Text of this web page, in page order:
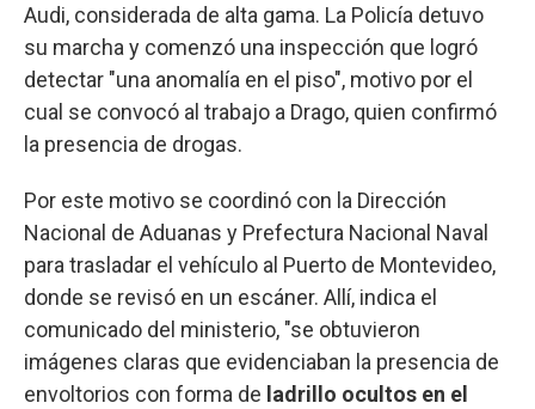
Audi, considerada de alta gama. La Policía detuvo
su marcha y comenzó una inspección que logró
detectar "una anomalía en el piso", motivo por el
cual se convocó al trabajo a Drago, quien confirmó
la presencia de drogas.
Por este motivo se coordinó con la Dirección
Nacional de Aduanas y Prefectura Nacional Naval
para trasladar el vehículo al Puerto de Montevideo,
donde se revisó en un escáner. Allí, indica el
comunicado del ministerio, "se obtuvieron
imágenes claras que evidenciaban la presencia de
envoltorios con forma de ladrillo ocultos en el